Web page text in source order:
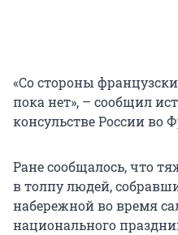
«Со стороны
пока нет», – сообщил
консульстве России во
Ране сообщалось, что
в толпу людей,
набережной во время
национального